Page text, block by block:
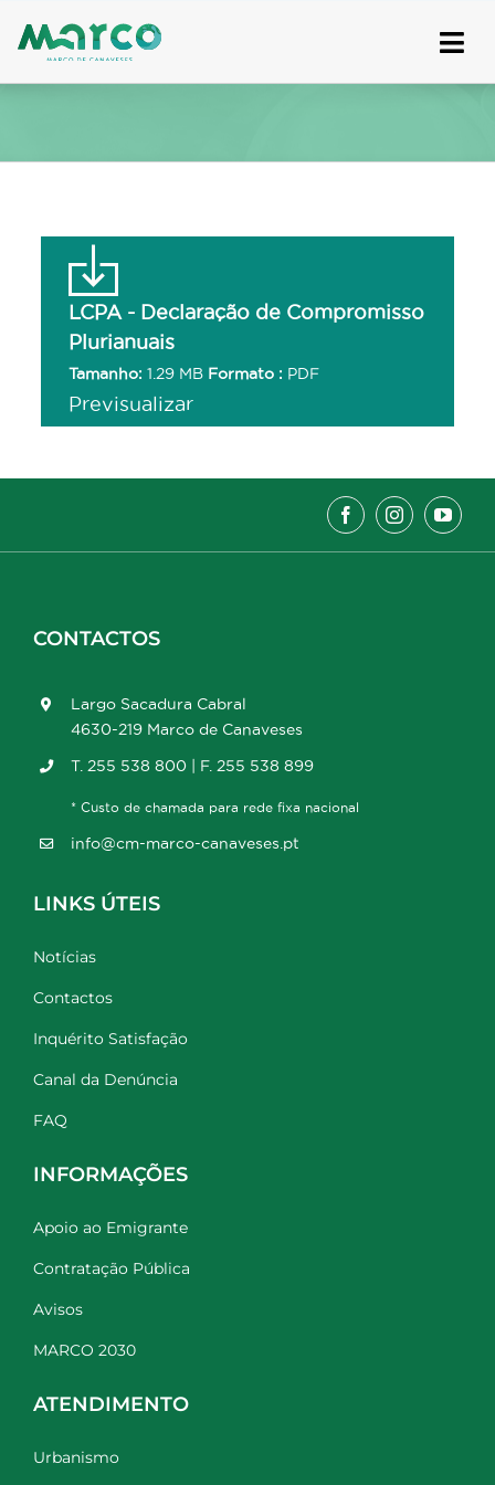
to
LCPA - Declaração de Compromisso
Plurianuais
Tamanho: 1.29 MB Formato : PDF
Previsualizar
CONTACTOS
Largo Sacadura Cabral
4630-219 Marco de Canaveses
T. 255 538 800 | F. 255 538 899
* Custo de chamada para rede fixa nacional
info@cm-marco-canaveses.pt
LINKS ÚTEIS
Notícias
Contactos
Inquérito Satisfação
Canal da Denúncia
FAQ
INFORMAÇÕES
Apoio ao Emigrante
Contratação Pública
Avisos
MARCO 2030
ATENDIMENTO
Urbanismo